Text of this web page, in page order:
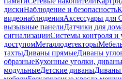
дискиНаблюдение и безопасность
видеонаблюденияАксессуары для
вызывные панелиДатчики для
сигнализацииСистемы контроля и
доступомМеталлодетекторы
тахтыДиваны прямыеДиваны
образныеКухонные уголки, диваны
модульныеДетские диваныДиваны